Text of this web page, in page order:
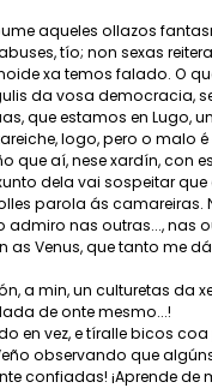
aqueles ollazos
tío; non sexas
xa temos falado. O
da vosa democracia,
que estamos en Lugo,
logo, pero o malo
que aí, nese xardín, con
dela vai sospeitar
parola ás camareiras.
admiro nas outras..., nas
as Venus, que tanto me
a min, un culturetas da
de onte mesmo...!
en vez, e tíralle bicos
observando que
confiadas! ¡Aprende de